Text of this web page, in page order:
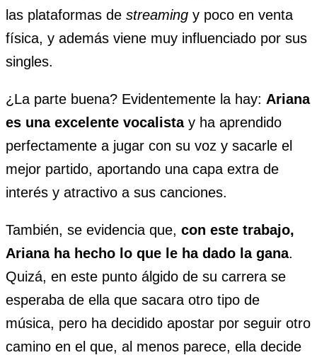
las plataformas de streaming y poco en venta
física, y además viene muy influenciado por sus
singles.
¿La parte buena? Evidentemente la hay: Ariana
es una excelente vocalistay ha aprendido
perfectamente a jugar con su voz y sacarle el
mejor partido, aportando una capa extra de
interés y atractivo a sus canciones.
También, se evidencia que, con este trabajo,
Ariana ha hecho lo que le ha dado la gana.
Quizá, en este punto álgido de su carrera se
esperaba de ella que sacara otro tipo de
música, pero ha decidido apostar por seguir otro
camino en el que, al menos parece, ella decide